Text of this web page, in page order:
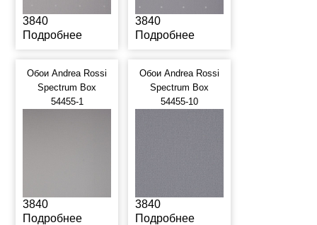
3840
Подробнее
3840
Подробнее
Обои Andrea Rossi
Spectrum Box
54455-1
3840
Подробнее
Обои Andrea Rossi
Spectrum Box
54455-10
3840
Подробнее